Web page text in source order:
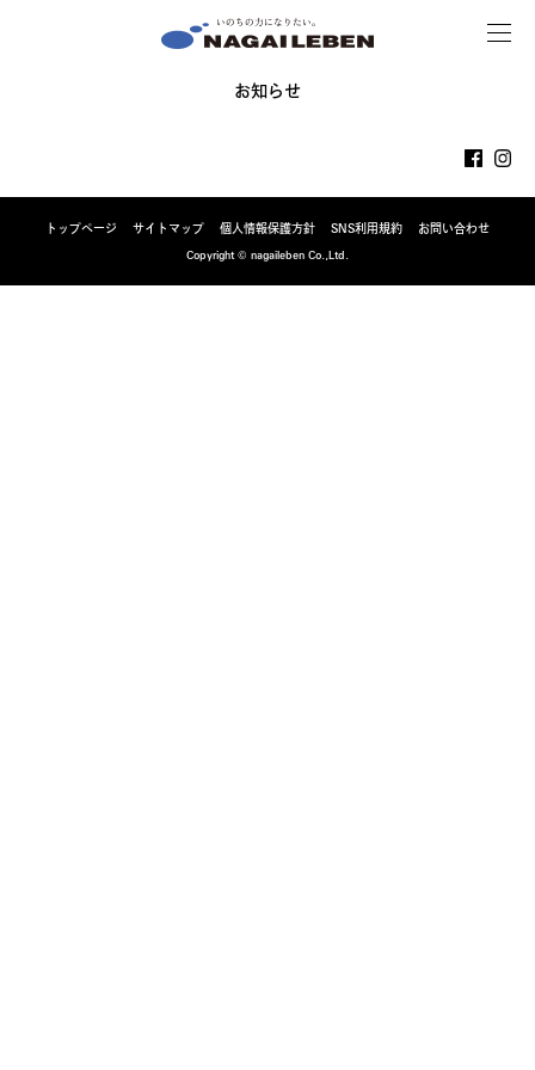
MENU
お知らせ
トップページ サイトマップ 個人情報保護方針 SNS利用規約
お問い合わせ
Copyright © nagaileben Co.,Ltd.